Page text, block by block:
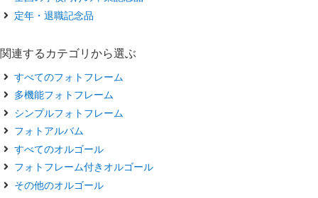
定年・退職記念品
関連するカテゴリから選ぶ
すべてのフォトフレーム
多機能フォトフレーム
シンプルフォトフレーム
フォトアルバム
すべてのオルゴール
フォトフレーム付きオルゴール
その他のオルゴール